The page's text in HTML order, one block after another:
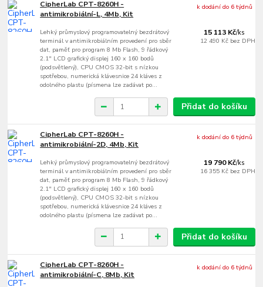
CipherLab CPT-8260H -
antimikrobiální-L, 4Mb, Kit
Lehký průmyslový programovatelný bezdrátový
terminál v antimikrobiálním provedení pro sběr
dat, paměť pro program 8 Mb Flash, 9 řádkový
2.1" LCD grafický displej 160 x 160 bodů
(podsvětlený), CPU CMOS 32-bit s nízkou
spotřebou, numerická klávesnice 24 kláves z
odolného plastu (písmena lze zadávat po...
15 113 Kč/ks
12 490 Kč bez DPH
k dodání do 6 týdnů
Přidat do košíku
CipherLab CPT-8260H -
antimikrobiální-2D, 4Mb, Kit
Lehký průmyslový programovatelný bezdrátový
terminál v antimikrobiálním provedení pro sběr
dat, paměť pro program 8 Mb Flash, 9 řádkový
2.1" LCD grafický displej 160 x 160 bodů
(podsvětlený), CPU CMOS 32-bit s nízkou
spotřebou, numerická klávesnice 24 kláves z
odolného plastu (písmena lze zadávat po...
19 790 Kč/ks
16 355 Kč bez DPH
k dodání do 6 týdnů
Přidat do košíku
CipherLab CPT-8260H -
antimikrobiální-C, 8Mb, Kit
k dodání do 6 týdnů